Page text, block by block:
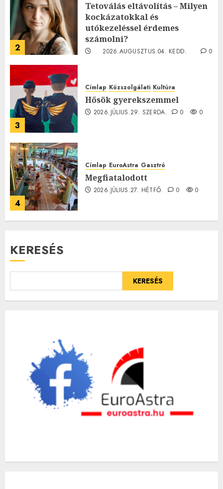
2
Tetoválás eltávolítás – Milyen
kockázatokkal és
utókezeléssel érdemes
számolni?
2026.AUGUSZTUS.04. KEDD.
0
3
Címlap Közszolgálati Kultúra
Hősök gyerekszemmel
2026.JÚLIUS.29. SZERDA. 0 0
4
Címlap EuroAstra Gasztró
Megfiatalodott
2026.JÚLIUS.27. HÉTFŐ. 0 0
KERESÉS
KERESÉS